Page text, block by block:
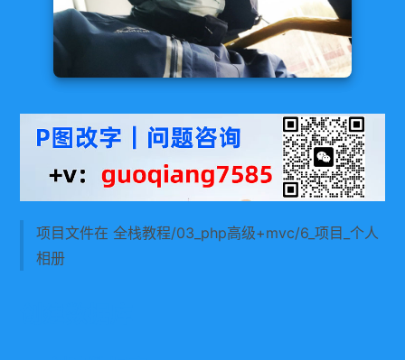
项目文件在 全栈教程/03_php高级+mvc/6_项目_个人
相册